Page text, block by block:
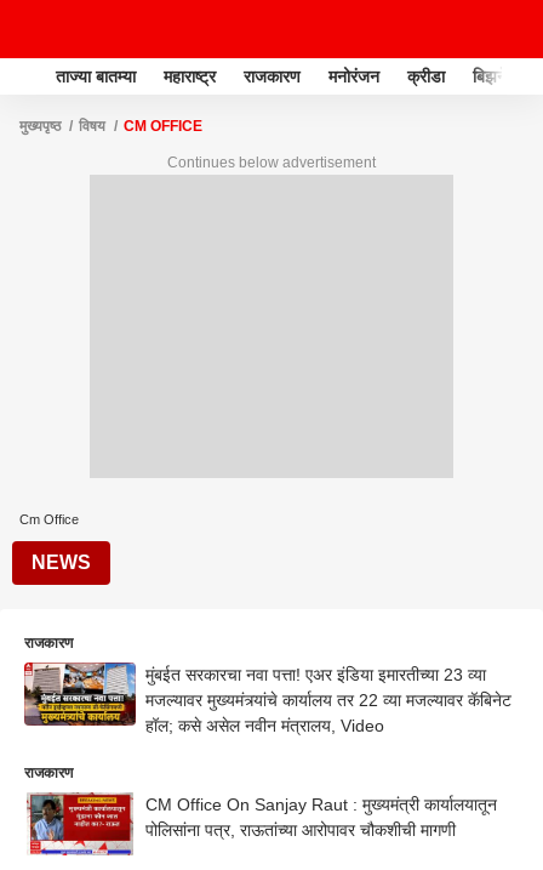
ताज्या बातम्या महाराष्ट्र राजकारण मनोरंजन क्रीडा बिझनेस
मुख्यपृष्ठ विषय CM OFFICE
Continues below advertisement
Cm Office
NEWS
राजकारण
मुंबईत सरकारचा नवा पत्ता! एअर इंडिया इमारतीच्या 23 व्या
मजल्यावर मुख्यमंत्र्यांचे कार्यालय तर 22 व्या मजल्यावर कॅबिनेट
हॉल; कसे असेल नवीन मंत्रालय, Video
राजकारण
CM Office On Sanjay Raut : मुख्यमंत्री कार्यालयातून
पोलिसांना पत्र, राऊतांच्या आरोपावर चौकशीची मागणी